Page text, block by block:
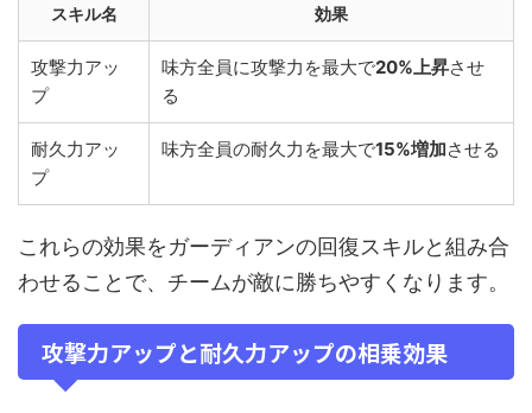
スキル名 効果
攻撃力アッ
プ
味方全員に攻撃力を最大で20%上昇させ
る
耐久力アッ
プ
味方全員の耐久力を最大で15%増加させる
これらの効果をガーディアンの回復スキルと組み合
わせることで、チームが敵に勝ちやすくなります。
攻撃力アップと耐久力アップの相乗効果